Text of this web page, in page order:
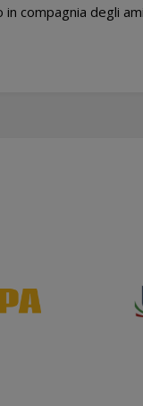
compagnia degli